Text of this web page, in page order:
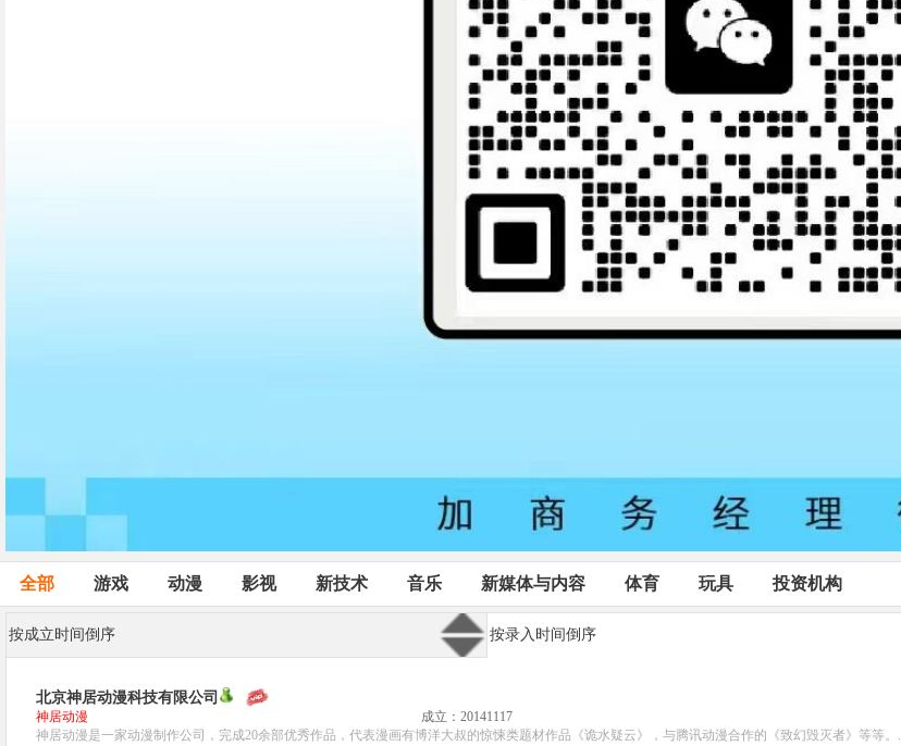
全部 游戏 动漫 影视 新技术 音乐 新媒体与内容 体育 玩具 投资机构
按成立时间倒序 按录入时间倒序
北京神居动漫科技有限公司
神居动漫 成立：20141117
神居动漫是一家动漫制作公司，完成20余部优秀作品，代表漫画有博洋大叔的惊悚类题材作品《诡水疑云》，与腾讯动漫合作的《致幻毁灭者》等等。...